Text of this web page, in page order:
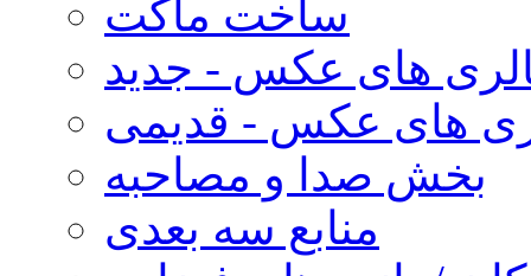
ساخت ماکت
های عکس - جدید
های عکس - قدیمی
بخش صدا و مصاحبه
منابع سه بعدی